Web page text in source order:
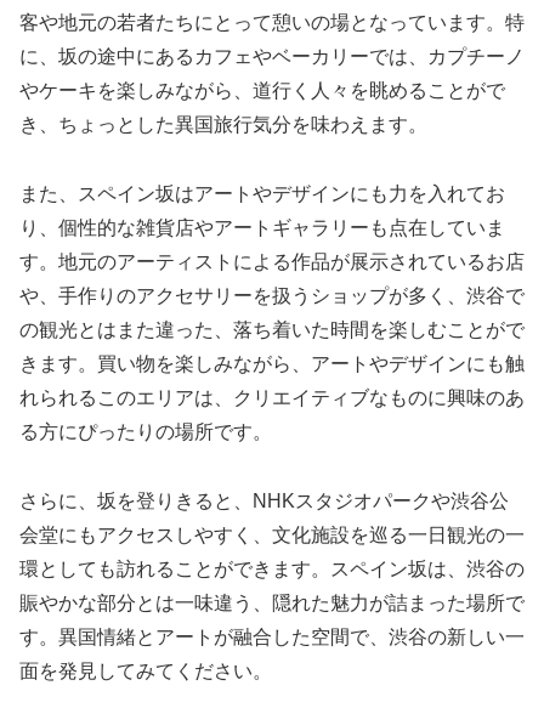
客や地元の若者たちにとって憩いの場となっています。特
に、坂の途中にあるカフェやベーカリーでは、カプチーノ
やケーキを楽しみながら、道行く人々を眺めることがで
き、ちょっとした異国旅行気分を味わえます。
また、スペイン坂はアートやデザインにも力を入れてお
り、個性的な雑貨店やアートギャラリーも点在していま
す。地元のアーティストによる作品が展示されているお店
や、手作りのアクセサリーを扱うショップが多く、渋谷で
の観光とはまた違った、落ち着いた時間を楽しむことがで
きます。買い物を楽しみながら、アートやデザインにも触
れられるこのエリアは、クリエイティブなものに興味のあ
る方にぴったりの場所です。
さらに、坂を登りきると、NHKスタジオパークや渋谷公
会堂にもアクセスしやすく、文化施設を巡る一日観光の一
環としても訪れることができます。スペイン坂は、渋谷の
賑やかな部分とは一味違う、隠れた魅力が詰まった場所で
す。異国情緒とアートが融合した空間で、渋谷の新しい一
面を発見してみてください。